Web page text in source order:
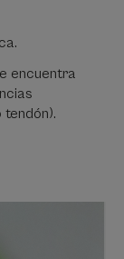
encuentra